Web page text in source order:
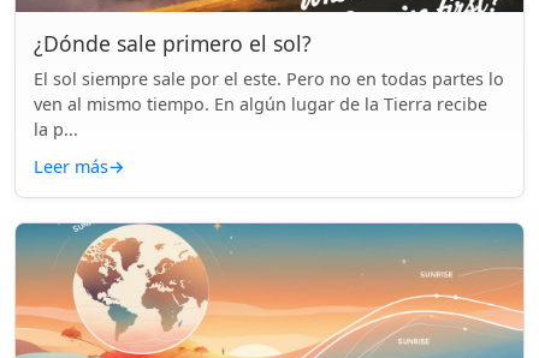
¿Dónde sale primero el sol?
El sol siempre sale por el este. Pero no en todas partes lo
ven al mismo tiempo. En algún lugar de la Tierra recibe
la p...
Leer más→